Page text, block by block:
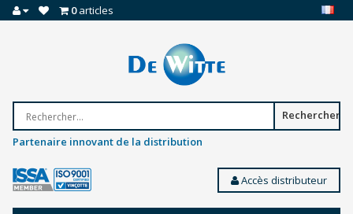
0articles
Rechercher
Partenaire innovant de la distribution
Accès distributeur